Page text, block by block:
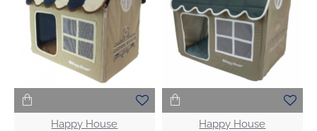
Happy House
Happy House